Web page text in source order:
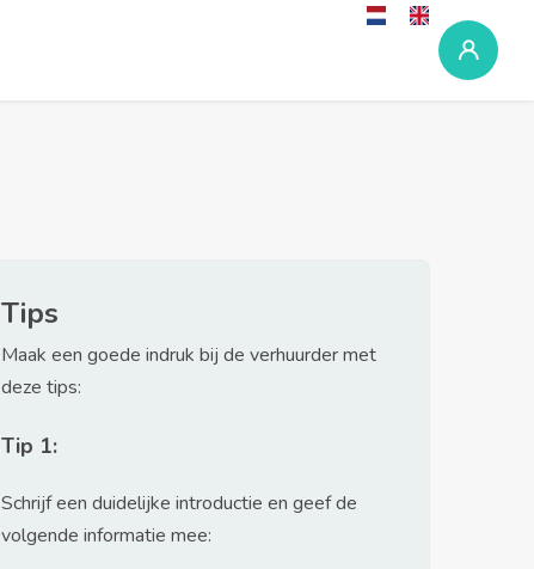
Tips
Maak een goede indruk bij de verhuurder met
deze tips:
Tip 1:
Schrijf een duidelijke introductie en geef de
volgende informatie mee: